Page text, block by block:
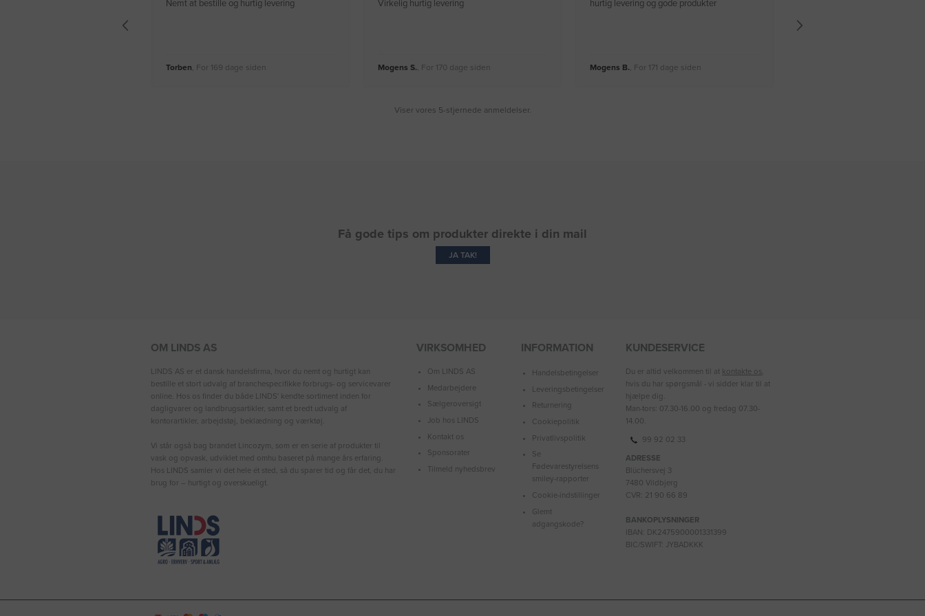
Nemt at bestille og hurtig levering
Torben, For 169 dage siden
Virkelig hurtig levering
Mogens S., For 170 dage siden
hurtig levering og gode produkter
Mogens B., For 171 dage siden
Viser vores 5-stjernede anmeldelser.
Få gode tips om produkter direkte i din mail
JA TAK!
OM LINDS AS
LINDS AS er et dansk handelsfirma, hvor du nemt og hurtigt kan
bestille et stort udvalg af branchespecifikke forbrugs- og servicevarer
online. Hos os finder du både LINDS′ kendte sortiment inden for
dagligvarer og landbrugsartikler, samt et bredt udvalg af
kontorartikler, arbejdstøj, beklædning og værktøj.
Vi står også bag brandet Lincozym, som er en serie af produkter til
vask og opvask, udviklet med omhu baseret på mange års erfaring.
Hos LINDS samler vi det hele ét sted, så du sparer tid og får det, du har
brug for – hurtigt og overskueligt.
VIRKSOMHED
Om LINDS AS
Medarbejdere
Sælgeroversigt
Job hos LINDS
Kontakt os
Sponsorater
Tilmeld nyhedsbrev
INFORMATION
Handelsbetingelser
Leveringsbetingelser
Returnering
Cookiepolitik
Privatlivspolitik
Se
Fødevarestyrelsens
smiley-rapporter
Cookie-indstillinger
Glemt
adgangskode?
KUNDESERVICE
Du er altid velkommen til at kontakte os,
hvis du har spørgsmål - vi sidder klar til at
hjælpe dig.
Man-tors: 07.30-16.00 og fredag 07.30-
14.00.
99 92 02 33
ADRESSE
Blüchersvej 3
7480 Vildbjerg
CVR: 21 90 66 89
BANKOPLYSNINGER
IBAN: DK2475900001331399
BIC/SWIFT: JYBADKKK